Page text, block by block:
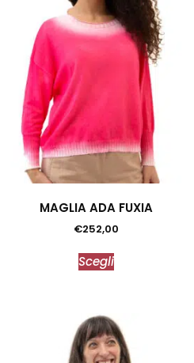
MAGLIA ADA FUXIA
€252,00
Scegli